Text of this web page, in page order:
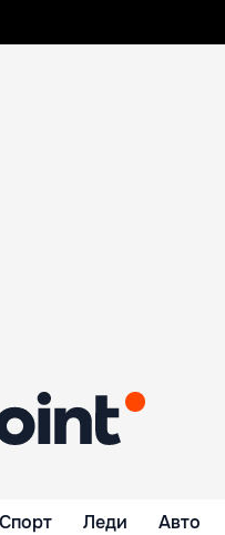
Спорт Леди Авто